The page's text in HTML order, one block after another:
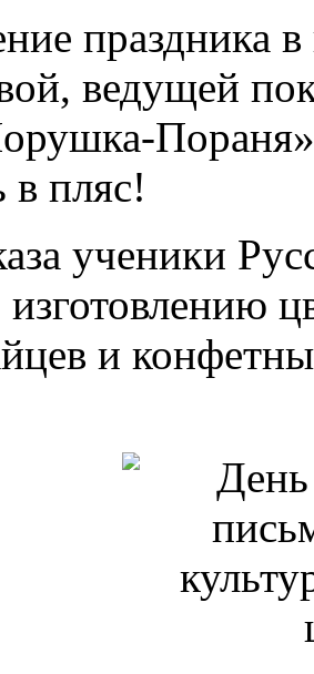
праздника
ведущей
Пораня»,
в пляс!
ученики
и